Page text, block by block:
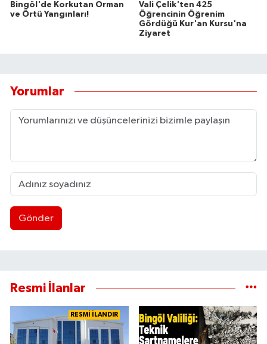
Bingöl'de Korkutan Orman
ve Örtü Yangınları!
Vali Çelik'ten 425
Öğrencinin Öğrenim
Gördüğü Kur'an Kursu'na
Ziyaret
Yorumlar
Gönder
Resmi İlanlar
RESMİ İLANDIR